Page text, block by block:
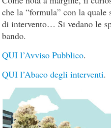
che la “formula” con la quale
di intervento… Si vedano le
bando.
QUI l’Avviso Pubblico.
QUI l’Abaco degli interventi.